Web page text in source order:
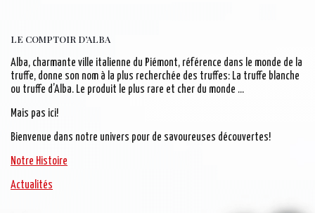
LE COMPTOIR D’ALBA
Alba, charmante ville italienne du Piémont, référence dans le monde de la
truffe, donne son nom à la plus recherchée des truffes: La truffe blanche
ou truffe d’Alba. Le produit le plus rare et cher du monde …
Mais pas ici!
Bienvenue dans notre univers pour de savoureuses découvertes!
Notre Histoire
Actualités